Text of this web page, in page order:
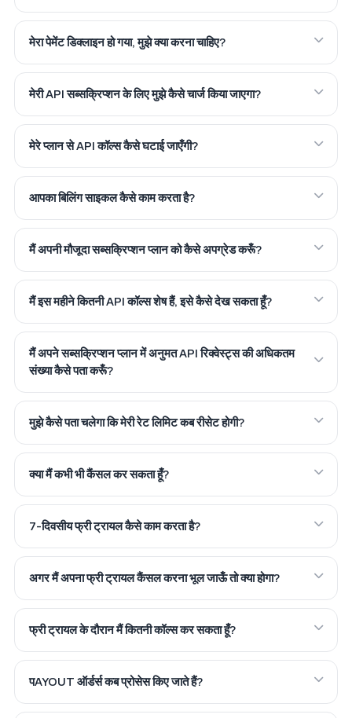
मेरा पेमेंट डिक्लाइन हो गया, मुझे क्या करना चाहिए?
मेरी API सब्सक्रिप्शन के लिए मुझे कैसे चार्ज किया जाएगा?
मेरे प्लान से API कॉल्स कैसे घटाई जाएँगी?
आपका बिलिंग साइकल कैसे काम करता है?
मैं अपनी मौजूदा सब्सक्रिप्शन प्लान को कैसे अपग्रेड करूँ?
मैं इस महीने कितनी API कॉल्स शेष हैं, इसे कैसे देख सकता हूँ?
मैं अपने सब्सक्रिप्शन प्लान में अनुमत API रिक्वेस्ट्स की अधिकतम
संख्या कैसे पता करूँ?
मुझे कैसे पता चलेगा कि मेरी रेट लिमिट कब रीसेट होगी?
क्या मैं कभी भी कैंसल कर सकता हूँ?
7-दिवसीय फ्री ट्रायल कैसे काम करता है?
अगर मैं अपना फ्री ट्रायल कैंसल करना भूल जाऊँ तो क्या होगा?
फ्री ट्रायल के दौरान मैं कितनी कॉल्स कर सकता हूँ?
पAYOUT ऑर्डर्स कब प्रोसेस किए जाते हैं?